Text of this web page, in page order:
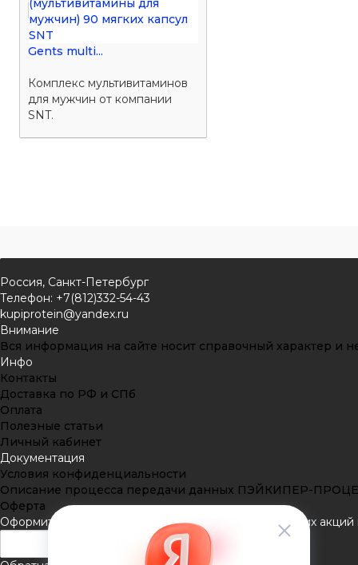
Gents multi...
Комплекс мультивитаминов
для мужчин от компании
SNT.
Россия, Санкт-Петербург
Телефон: +7(812)332-54-43
kupiprotein@yandex.ru
Внимание
Вся информация на сайте носит справочный характер и
Инфо
Контакты
Доставка по РФ и СПб
Оплата
Полезные статьи
Личный кабинет
Документация
Условия конфиденциальности
Описание процесса передачи данных ПЭЙКИПЕР-
Оферта
Оформить подписку
Подпишитесь на рассылку наших